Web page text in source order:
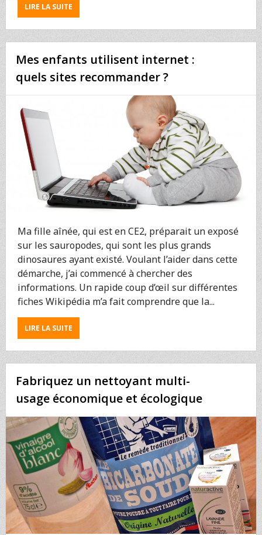
LIRE LA SUITEABOUT
ET
LE
MEILLEUR
EST…
LE
FAIRPHONE
!
Mes enfants utilisent internet :
quels sites recommander ?
Ma fille aînée, qui est en CE2, préparait un exposé
sur les sauropodes, qui sont les plus grands
dinosaures ayant existé. Voulant l’aider dans cette
démarche, j’ai commencé à chercher des
informations. Un rapide coup d’œil sur différentes
fiches Wikipédia m’a fait comprendre que la...
LIRE LA SUITEABOUT
MES
ENFANTS
UTILISENT
:
QUELS
SITES
RECOMMANDER
?
Fabriquez un nettoyant multi-
usage économique et écologique